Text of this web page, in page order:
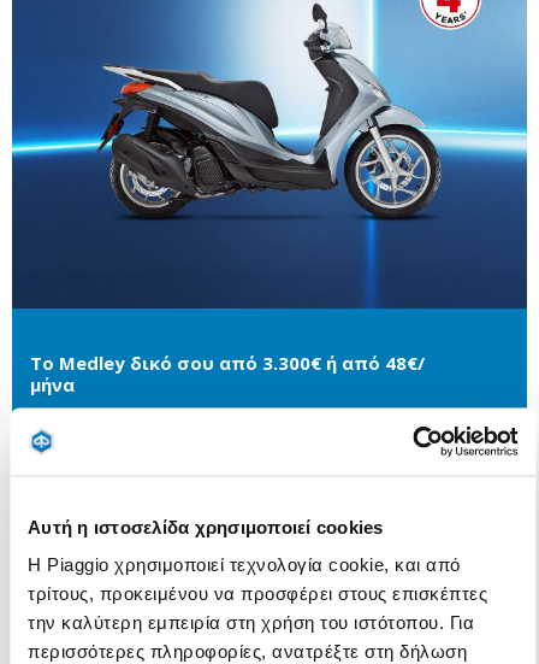
Αυτή η ιστοσελίδα χρησιμοποιεί cookies
Η Piaggio χρησιμοποιεί τεχνολογία cookie, και από
τρίτους, προκειμένου να προσφέρει στους επισκέπτες
την καλύτερη εμπειρία στη χρήση του ιστότοπου. Για
περισσότερες πληροφορίες, ανατρέξτε στη δήλωση
Το Medley δικό σου από 3.300€ ή από 48€/
μήνα